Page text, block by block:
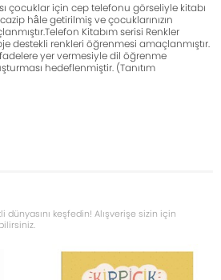
çocuklar için cep telefonu görseliyle kitabı
hâle getirilmiş ve çocuklarınızın
Kitabım serisi Renkler
destekli renkleri öğrenmesi amaçlanmıştır.
yer vermesiyle dil öğrenme
hedeflenmiştir. (Tanıtım
dünyasını keşfedin! Alışverişe sizin için